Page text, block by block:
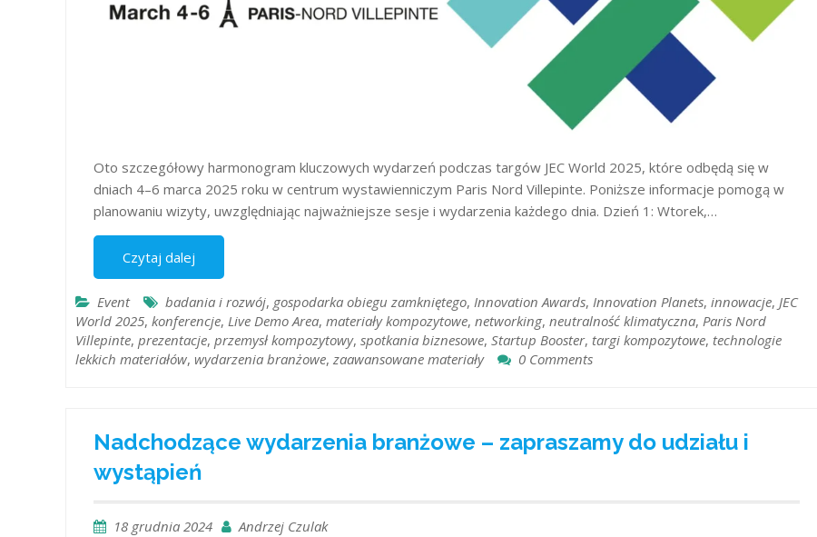
​Oto szczegółowy harmonogram kluczowych wydarzeń podczas targów JEC World 2025, które odbędą się w
dniach 4–6 marca 2025 roku w centrum wystawienniczym Paris Nord Villepinte. Poniższe informacje pomogą w
planowaniu wizyty, uwzględniając najważniejsze sesje i wydarzenia każdego dnia.​ Dzień 1: Wtorek,…
Czytaj dalej
Event badania i rozwój, gospodarka obiegu zamkniętego, Innovation Awards, Innovation Planets, innowacje, JEC
World 2025, konferencje, Live Demo Area, materiały kompozytowe, networking, neutralność klimatyczna, Paris Nord
Villepinte, prezentacje, przemysł kompozytowy, spotkania biznesowe, Startup Booster, targi kompozytowe, technologie
lekkich materiałów, wydarzenia branżowe, zaawansowane materiały 0 Comments
Nadchodzące wydarzenia branżowe – zapraszamy do udziału i
wystąpień
18 grudnia 2024 Andrzej Czulak